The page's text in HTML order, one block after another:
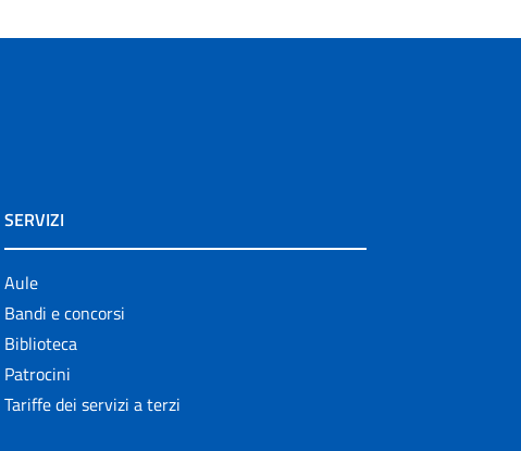
SERVIZI
Aule
Bandi e concorsi
Biblioteca
Patrocini
Tariffe dei servizi a terzi